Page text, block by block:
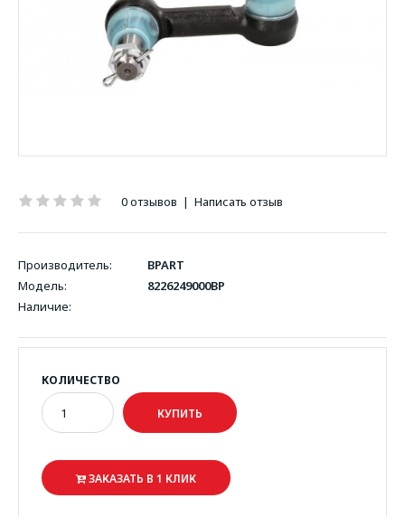
0 отзывов | Написать отзыв
Производитель:
BPART
Модель:
8226249000BP
Наличие:
КОЛИЧЕСТВО
ЗАКАЗАТЬ В 1 КЛИК